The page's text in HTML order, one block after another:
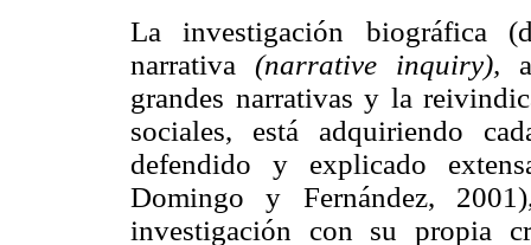
La investigación biográfica
narrativa (narrative inquiry),
grandes narrativas y la
sociales, está adquiriendo
defendido y explicado
Domingo y Fernández,
investigación con su propia